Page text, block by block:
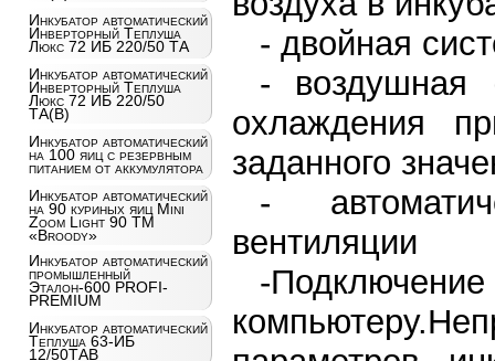
Инкубатор автоматический
Инверторный Теплуша
Люкс 72 ИБ 220/50 ТА
Инкубатор автоматический
Инверторный Теплуша
Люкс 72 ИБ 220/50
ТА(В)
Инкубатор автоматический
на 100 яиц c резервным
питанием от аккумулятора
Инкубатор автоматический
на 90 куриных яиц Mini
Zoom Light 90 ТМ
«Broody»
Инкубатор автоматический
промышленный
Эталон-600 PROFI-
PREMIUM
Инкубатор автоматический
Теплуша 63-ИБ
12/50ТАВ
- двойная
- воздушная
охлаждения
заданного
-
вентиляции
-